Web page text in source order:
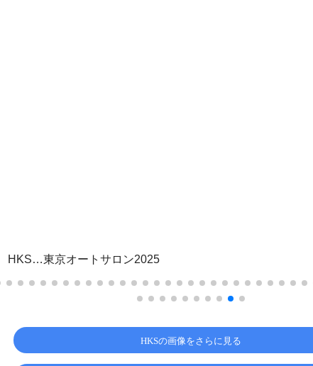
HKS…東京オートサロン2025
HKSの画像をさらに見る